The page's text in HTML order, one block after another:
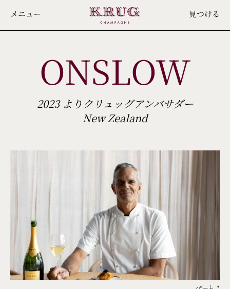
メニュー 見つける
ONSLOW
2023 よりクリュッグアンバサダー
New Zealand